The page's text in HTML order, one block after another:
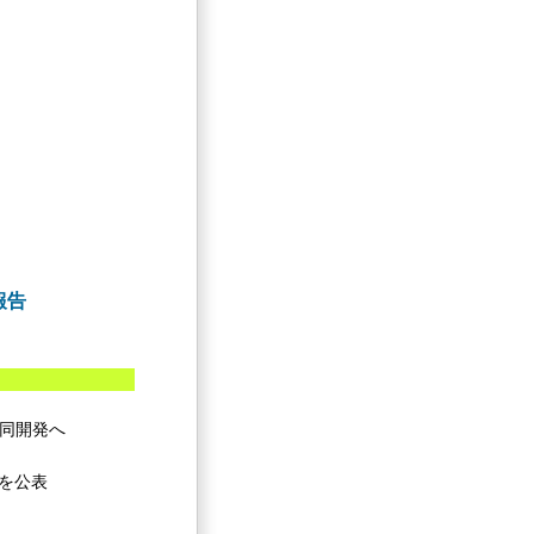
告
開発へ
公表